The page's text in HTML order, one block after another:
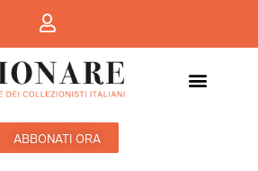
ABBONATI ORA